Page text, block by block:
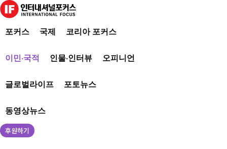
포커스 국제 코리아 포커스
이민·국적 인물·인터뷰 오피니언
글로벌라이프 포토뉴스
동영상뉴스
후원하기